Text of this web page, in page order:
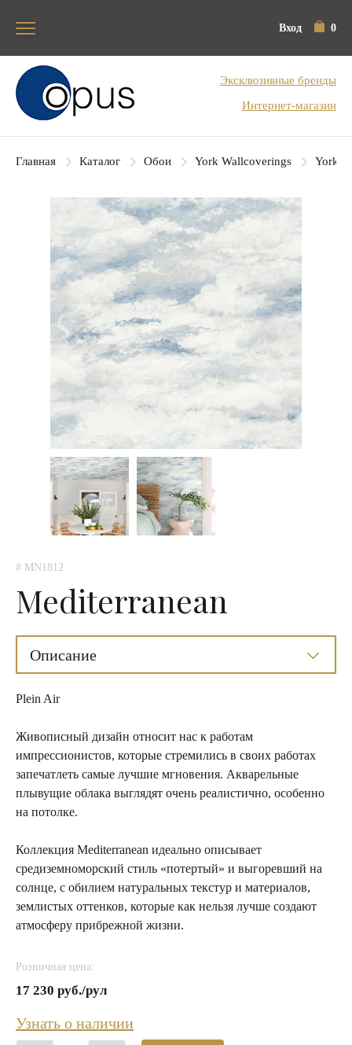
Вход 0
Блок поиска
Эксклюзивные бренды
Интернет-магазин
Главная Каталог Обои York Wallcoverings York
# MN1812
Mediterranean
Описание
Plein Air
Живописный дизайн относит нас к работам
импрессионистов, которые стремились в своих работах
запечатлеть самые лучшие мгновения. Акварельные
плывущие облака выглядят очень реалистично, особенно
на потолке.
Коллекция Mediterranean идеально описывает
средиземноморский стиль «потертый» и выгоревший на
солнце, с обилием натуральных текстур и материалов,
землистых оттенков, которые как нельзя лучше создают
атмосферу прибрежной жизни.
Розничная цена:
17 230 руб./рул
Узнать о наличии